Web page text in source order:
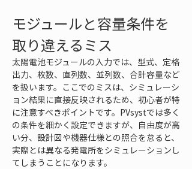
モジュールと容量条件を
取り違えるミス
太陽電池モジュールの入力では、型式、定格
出力、枚数、直列数、並列数、合計容量など
を扱います。ここでのミスは、シミュレーシ
ョン結果に直接反映されるため、初心者が特
に注意すべきポイントです。PVsystでは多く
の条件を細かく設定できますが、自由度が高
い分、設計図や機器仕様との照合を怠ると、
実際とは異なる発電所をシミュレーションし
てしまうことになります。